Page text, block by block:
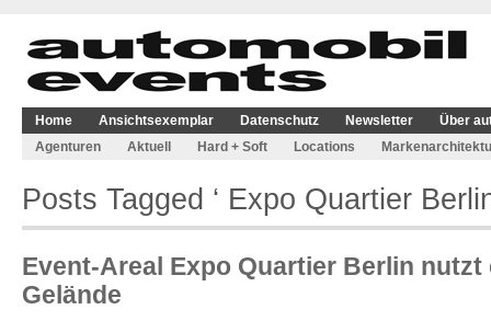
Home Ansichtsexemplar Datenschutz Newsletter
Über
Agenturen
Aktuell Hard + Soft Locations
Posts Tagged ‘ Expo Quartier
Event-Areal Expo Quartier Berlin nutzt
Gelände